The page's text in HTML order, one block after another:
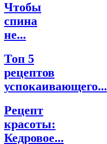
Чтобы
спина
не...
Топ 5
рецептов
успокаивающего...
Рецепт
красоты:
Кедровое...